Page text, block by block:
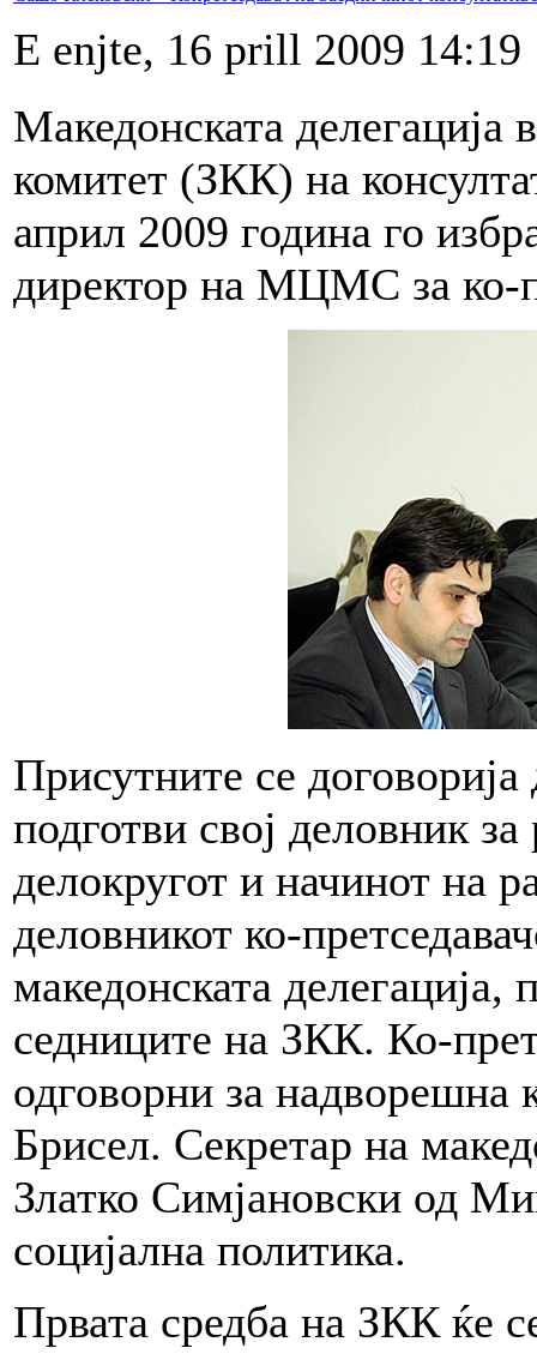
E enjte, 16 prill 2009 14:19
Македонската делегација
комитет (ЗКК) на
април 2009 година го
директор на МЦМС за ко-
Присутните се договорија
подготви свој деловник
делокругот и начинот на
деловникот ко-
македонската делегација,
седниците на ЗКК. Ко-
одговорни за надворешна
Брисел. Секретар на
Златко Симјановски од
социјална политика.
Првата средба на ЗКК ќе